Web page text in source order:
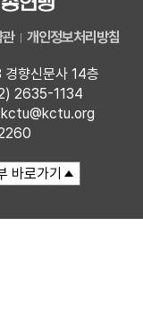
개인정보처리방침
향신문사 14층
2635-1134